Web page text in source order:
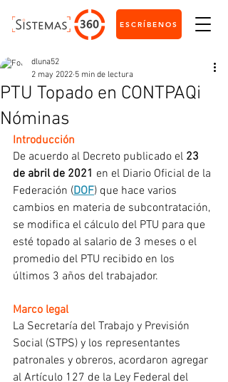
ESCRÍBENOS
PTU Topado en CONTPAQi
Nóminas
dluna52
2 may 2022 5 min de lectura
Introducción
De acuerdo al Decreto publicado el 23
de abril de 2021 en el Diario Oficial de la
Federación (DOF) que hace varios
cambios en materia de subcontratación,
se modifica el cálculo del PTU para que
esté topado al salario de 3 meses o el
promedio del PTU recibido en los
últimos 3 años del trabajador.
Marco legal
La Secretaría del Trabajo y Previsión
Social (STPS) y los representantes
patronales y obreros, acordaron agregar
al Artículo 127 de la Ley Federal del